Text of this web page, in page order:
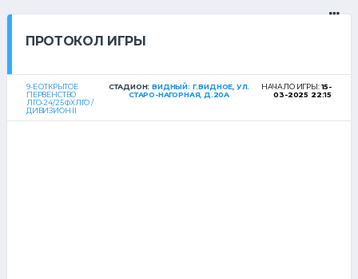
ПРОТОКОЛ ИГРЫ
9-Е ОТКРЫТОЕ
ПЕРВЕНСТВО
ЛГО-24/25 ФХЛГО /
ДИВИЗИОН II
СТАДИОН:ВИДНЫЙ: Г.ВИДНОЕ, УЛ.
СТАРО-НАГОРНАЯ, Д.20А
НАЧАЛО ИГРЫ:15-
03-2025 22:15